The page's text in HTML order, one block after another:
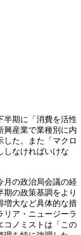
半期に「消費を活性
興産業で業種別に内
した。また「マクロ
しなければいけな
月の政治局会議の経
の政策基調をより
増大など具体的な措
リア・ニュージーラ
コノミストは「この